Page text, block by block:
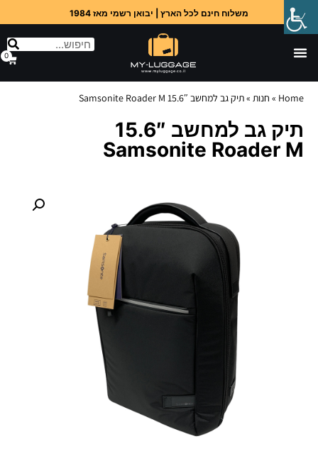
משלוח חינם לכל הארץ | יבואן רשמי מאז 1984
0
Home
» חנות »תיק גב למחשב 15.6″ Samsonite Roader M
תיק גב למחשב 15.6″
Samsonite Roader M